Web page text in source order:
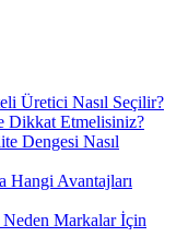
Üretici Nasıl Seçilir?
Dikkat Etmelisiniz?
Dengesi Nasıl
Hangi Avantajları
Markalar İçin